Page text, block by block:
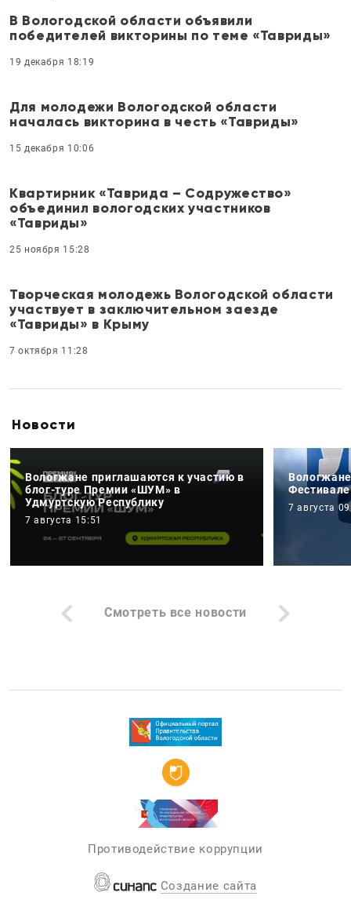
В Вологодской области объявили
победителей викторины по теме «Тавриды»
19 декабря 18:19
Для молодежи Вологодской области
началась викторина в честь «Тавриды»
15 декабря 10:06
Квартирник «Таврида – Содружество»
объединил вологодских участников
«Тавриды»
25 ноября 15:28
Творческая молодежь Вологодской области
участвует в заключительном заезде
«Тавриды» в Крыму
7 октября 11:28
Новости
Вологжане приглашаются к участию в
блог-туре Премии «ШУМ» в
Удмуртскую Республику
7 августа 15:51
7 августа
Смотреть все новости
Противодействие коррупции
Создание сайта